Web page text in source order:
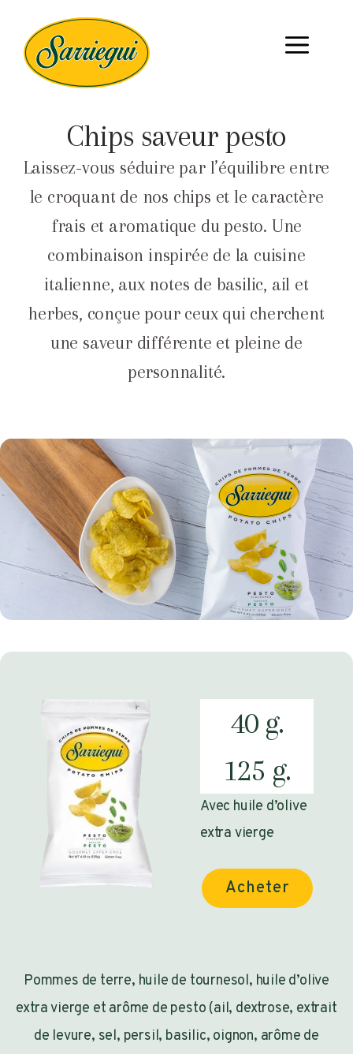
Chips saveur pesto
Laissez-vous séduire par l’équilibre entre
le croquant de nos chips et le caractère
frais et aromatique du pesto. Une
combinaison inspirée de la cuisine
italienne, aux notes de basilic, ail et
herbes, conçue pour ceux qui cherchent
une saveur différente et pleine de
personnalité.
40 g.
125 g.
Avec huile d’olive
extra vierge
Acheter
Pommes de terre, huile de tournesol, huile d’olive
extra vierge et arôme de pesto (ail, dextrose, extrait
de levure, sel, persil, basilic, oignon, arôme de